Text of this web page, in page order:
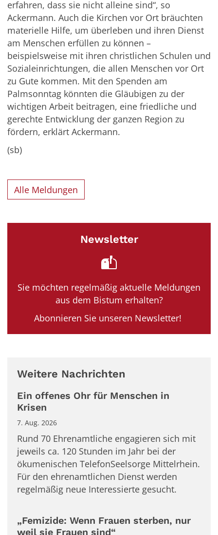
erfahren, dass sie nicht alleine sind“, so
Ackermann. Auch die Kirchen vor Ort bräuchten
materielle Hilfe, um überleben und ihren Dienst
am Menschen erfüllen zu können –
beispielsweise mit ihren christlichen Schulen und
Sozialeinrichtungen, die allen Menschen vor Ort
zu Gute kommen. Mit den Spenden am
Palmsonntag könnten die Gläubigen zu der
wichtigen Arbeit beitragen, eine friedliche und
gerechte Entwicklung der ganzen Region zu
fördern, erklärt Ackermann.
(sb)
Alle Meldungen
Newsletter
Sie möchten regelmäßig aktuelle Meldungen
aus dem Bistum erhalten?
Abonnieren Sie unseren Newsletter!
Weitere Nachrichten
Ein offenes Ohr für Menschen in
Krisen
7. Aug. 2026
Rund 70 Ehrenamtliche engagieren sich mit
jeweils ca. 120 Stunden im Jahr bei der
ökumenischen TelefonSeelsorge Mittelrhein.
Für den ehrenamtlichen Dienst werden
regelmäßig neue Interessierte gesucht.
„Femizide: Wenn Frauen sterben, nur
weil sie Frauen sind“